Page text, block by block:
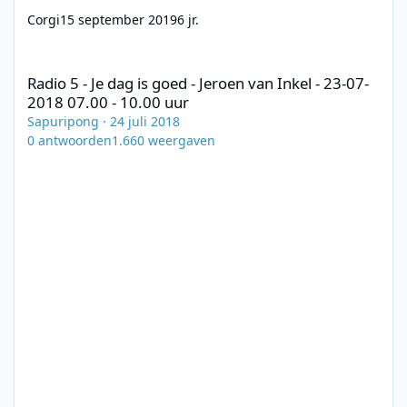
Corgi15 september 20196 jr.
Radio 5 - Je dag is goed - Jeroen van Inkel - 23-07-
2018 07.00 - 10.00 uur
Sapuripong · 24 juli 2018
0 antwoorden1.660 weergaven